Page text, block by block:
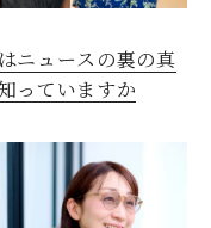
ニュースの裏の真
っていますか